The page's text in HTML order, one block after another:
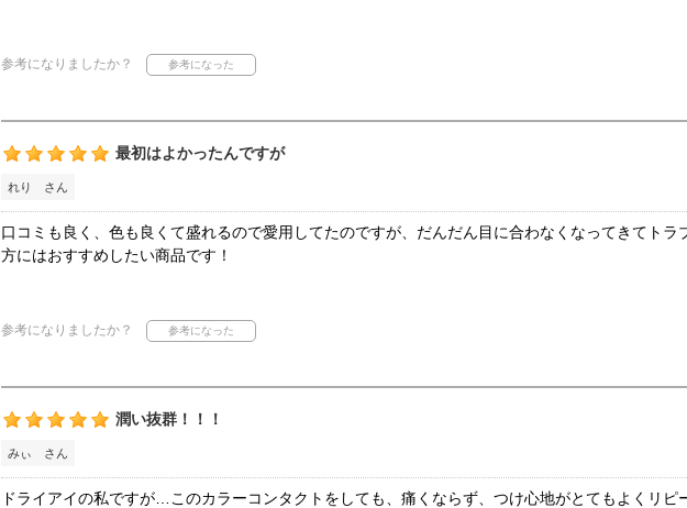
参考になりましたか？
最初はよかったんですが
れり さん
口コミも良く、色も良くて盛れるので愛用してたのですが、だんだん目に合わなくなってきてトラ
方にはおすすめしたい商品です！
参考になりましたか？
潤い抜群！！！
みぃ さん
ドライアイの私ですが…このカラーコンタクトをしても、痛くならず、つけ心地がとてもよくリピ